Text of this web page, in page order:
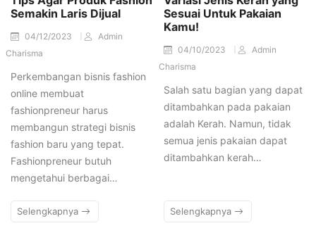
Semakin Laris Dijual
04/12/2023
Admin
Charisma
Perkembangan bisnis fashion
online membuat
fashionpreneur harus
membangun strategi bisnis
fashion baru yang tepat.
Fashionpreneur butuh
mengetahui berbagai…
Selengkapnya
Sesuai Untuk Pakaian
Kamu!
04/10/2023
Admin
Charisma
Salah satu bagian yang dapat
ditambahkan pada pakaian
adalah Kerah. Namun, tidak
semua jenis pakaian dapat
ditambahkan kerah…
Selengkapnya